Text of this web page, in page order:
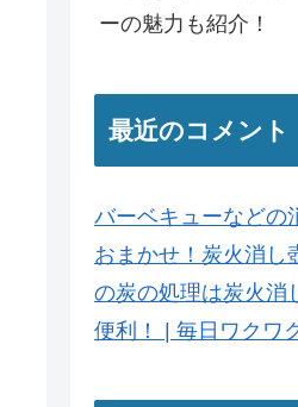
ーの魅力も紹介！
最近のコメント
バーベキューなどの
おまかせ！炭火消し
の炭の処理は炭火消
便利！ | 毎日ワクワ